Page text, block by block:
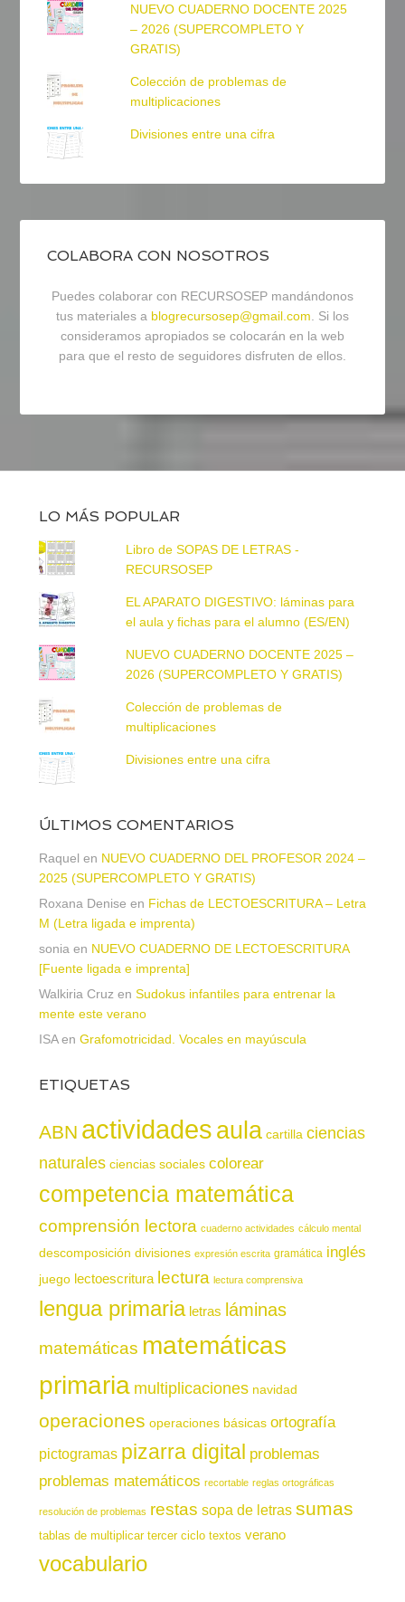
NUEVO CUADERNO DOCENTE 2025
– 2026 (SUPERCOMPLETO Y
GRATIS)
Colección de problemas de
multiplicaciones
Divisiones entre una cifra
COLABORA CON NOSOTROS
Puedes colaborar con RECURSOSEP mandándonos
tus materiales a blogrecursosep@gmail.com . Si los
consideramos apropiados se colocarán en la web
para que el resto de seguidores disfruten de ellos.
LO MÁS POPULAR
Libro de SOPAS DE LETRAS -
RECURSOSEP
EL APARATO DIGESTIVO: láminas para
el aula y fichas para el alumno (ES/EN)
NUEVO CUADERNO DOCENTE 2025 –
2026 (SUPERCOMPLETO Y GRATIS)
Colección de problemas de
multiplicaciones
Divisiones entre una cifra
ÚLTIMOS COMENTARIOS
Raquel en NUEVO CUADERNO DEL PROFESOR 2024 –
2025 (SUPERCOMPLETO Y GRATIS)
Roxana Denise en Fichas de LECTOESCRITURA – Letra
M (Letra ligada e imprenta)
sonia en NUEVO CUADERNO DE LECTOESCRITURA
[Fuente ligada e imprenta]
Walkiria Cruz en Sudokus infantiles para entrenar la
mente este verano
ISAen Grafomotricidad. Vocales en mayúscula
ETIQUETAS
ABN actividadesaula cartilla ciencias
naturales ciencias sociales colorear
competencia matemática
comprensión lectora cuaderno actividades cálculo mental
descomposición divisiones expresión escrita gramática inglés
juego lectoescritura lectura lectura comprensiva
lengua primaria letras láminas
matemáticas matemáticas
primaria multiplicaciones navidad
operaciones operaciones básicas ortografía
pictogramas pizarra digital problemas
problemas matemáticos recortable reglas ortográficas
resolución de problemas restas sopa de letras sumas
tablas de multiplicar tercer ciclo textos verano
vocabulario